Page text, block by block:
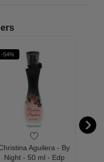
-54%
Aguilera - By
Night - 50 ml - Edp